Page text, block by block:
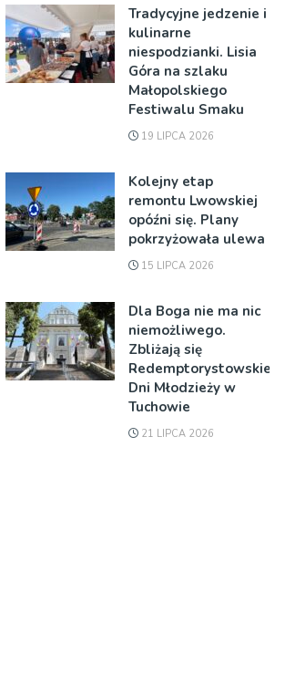
Tradycyjne jedzenie i
kulinarne
niespodzianki. Lisia
Góra na szlaku
Małopolskiego
Festiwalu Smaku
19 LIPCA 2026
Kolejny etap
remontu Lwowskiej
opóźni się. Plany
pokrzyżowała ulewa
15 LIPCA 2026
Dla Boga nie ma nic
niemożliwego.
Zbliżają się
Redemptorystowskie
Dni Młodzieży w
Tuchowie
21 LIPCA 2026